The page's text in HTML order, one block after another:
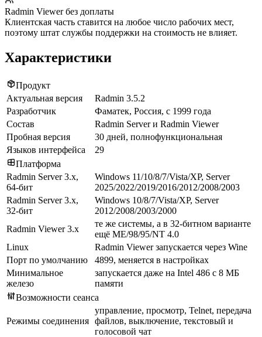
Radmin Viewer без доплаты
Клиентская часть ставится на любое число рабочих мест,
поэтому штат службы поддержки на стоимость не влияет.
Характеристики
Продукт
Актуальная версия
Radmin 3.5.2
Разработчик
Фаматек, Россия, с 1999 года
Состав
Radmin Server и Radmin Viewer
Пробная версия
30 дней, полнофункциональная
Языков интерфейса
29
Платформа
Radmin Server 3.x,
64-бит
Windows 11/10/8/7/Vista/XP, Server
2025/2022/2019/2016/2012/2008/2003
Radmin Server 3.x,
32-бит
Windows 10/8/7/Vista/XP, Server
2012/2008/2003/2000
Radmin Viewer 3.x
те же системы, а в 32-битном варианте
ещё ME/98/95/NT 4.0
Linux
Radmin Viewer запускается через Wine
Порт по умолчанию
4899, меняется в настройках
Минимальное
железо
запускается даже на Intel 486 с 8 МБ
памяти
Возможности сеанса
Режимы соединения
управление, просмотр, Telnet, передача
файлов, выключение, текстовый и
голосовой чат